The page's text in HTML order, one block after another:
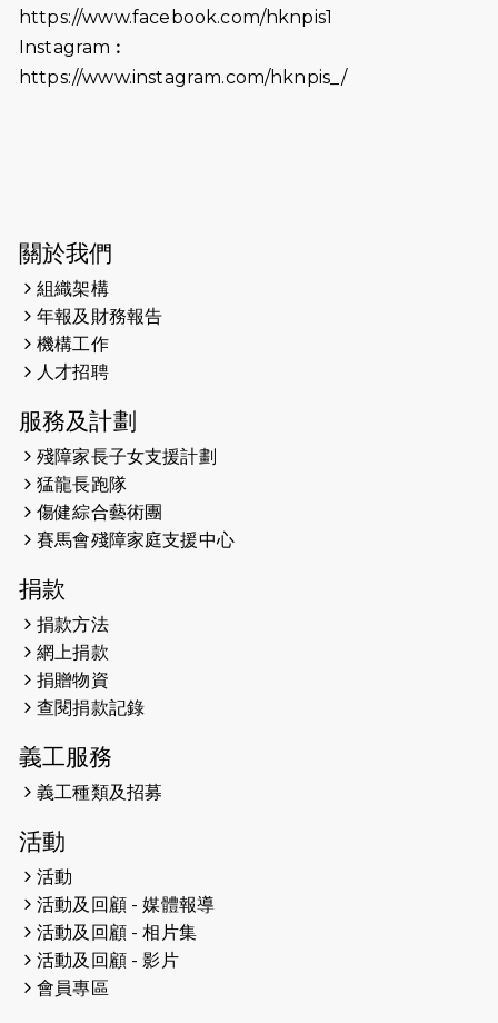
2026-06-18
猛龍長跑隊恆常練習 - 6月18日
2026-06-11
猛龍長跑隊恆常練習 - 6月11日（19:00
2026-05-28
2026-05-22
2026-05-21
2026-05-14
（19:00開始）
2026-05-07
開始）
2026-04-30
2026-04-25
2026-04-24
2026-04-23
2026-04-19
2026-04-16
猛龍長跑隊恆常練習 - 4月16日
（19:00開始）
2026-04-12
https://www.facebook.com/hknpis1
Instagram︰
https://www.instagram.com/hknpis_/
關於我們
組織架構
年報及財務報告
機構工作
人才招聘
服務及計劃
殘障家長子女支援計劃
猛龍長跑隊
傷健綜合藝術團
賽馬會殘障家庭支援中心
捐款
捐款方法
網上捐款
捐贈物資
查閱捐款記錄
義工服務
義工種類及招募
活動
活動
活動及回顧 - 媒體報導
活動及回顧 - 相片集
活動及回顧 - 影片
會員專區